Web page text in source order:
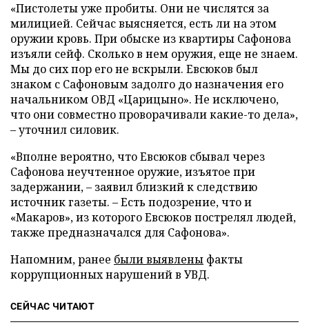
«Пистолеты уже пробиты. Они не числятся за
милицией. Сейчас выясняется, есть ли на этом
оружии кровь. При обыске из квартиры Сафонова
изъяли сейф. Сколько в нем оружия, еще не знаем.
Мы до сих пор его не вскрыли. Евсюков был
знаком с Сафоновым задолго до назначения его
начальником ОВД «Царицыно». Не исключено,
что они совместно проворачивали какие-то дела»,
– уточнил силовик.
«Вполне вероятно, что Евсюков сбывал через
Сафонова неучтенное оружие, изъятое при
задержании, – заявил близкий к следствию
источник газеты. – Есть подозрение, что и
«Макаров», из которого Евсюков пострелял людей,
также предназначался для Сафонова».
Напомним, ранее были выявлены факты
коррупционных нарушений в УВД.
СЕЙЧАС ЧИТАЮТ